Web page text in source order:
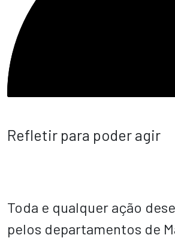
Refletir para poder agir
Toda e qualquer ação
pelos departamentos de